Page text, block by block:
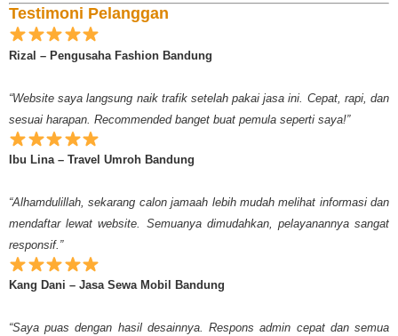
Testimoni Pelanggan
Rizal – Pengusaha Fashion Bandung
“Website saya langsung naik trafik setelah pakai jasa ini. Cepat, rapi, dan
sesuai harapan. Recommended banget buat pemula seperti saya!”
Ibu Lina – Travel Umroh Bandung
“Alhamdulillah, sekarang calon jamaah lebih mudah melihat informasi dan
mendaftar lewat website. Semuanya dimudahkan, pelayanannya sangat
responsif.”
Kang Dani – Jasa Sewa Mobil Bandung
“Saya puas dengan hasil desainnya. Respons admin cepat dan semua